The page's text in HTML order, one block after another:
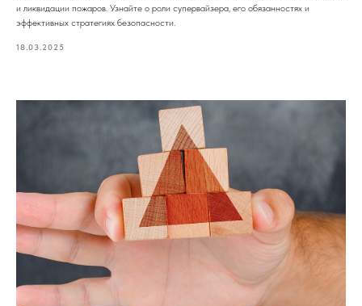
и ликвидации пожаров. Узнайте о роли супервайзера, его обязанностях и
эффективных стратегиях безопасности.
18.03.2025